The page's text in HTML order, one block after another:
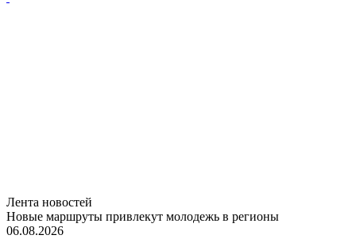
Лента новостей
Новые маршруты привлекут молодежь в регионы
06.08.2026